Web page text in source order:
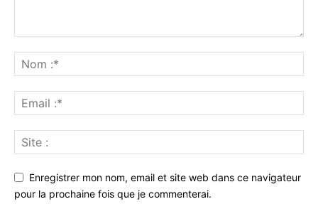
Enregistrer mon nom, email et site web dans ce navigateur
pour la prochaine fois que je commenterai.